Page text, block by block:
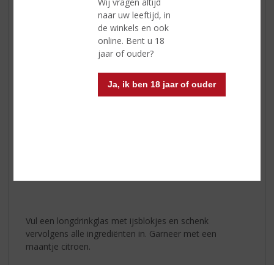
Wij vragen altijd
naar uw leeftijd, in
de winkels en ook
online. Bent u 18
jaar of ouder?
Ja, ik ben 18 jaar of ouder
Vul een longdrinkglas met ijsblokjes en schenk
vervolgens alle ingrediënten in. Garneer met een
maantje citroen.